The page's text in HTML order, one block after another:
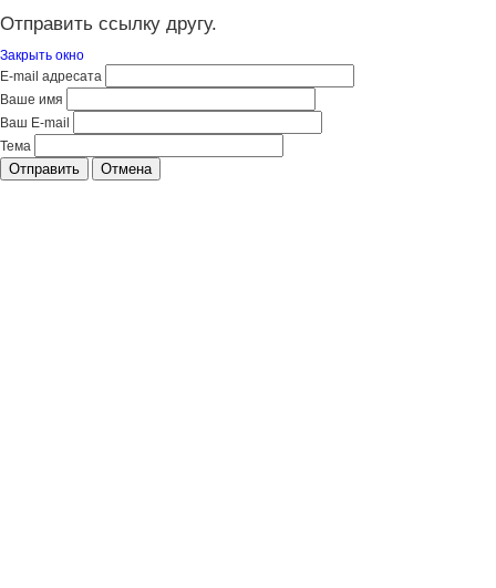
Отправить ссылку другу.
Закрыть окно
E-mail адресата
Ваше имя
Ваш E-mail
Тема
Отправить Отмена